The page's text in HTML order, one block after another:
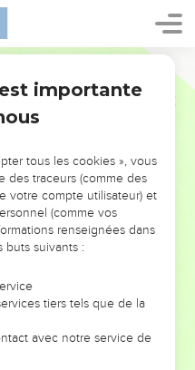
!
VOUS ÉVITER LES
?
les doutes, les erreurs
alors même que ce
façonnés.
et responsables
importante
tous les cookies », vous
des traceurs (comme des
votre compte utilisateur) et
(comme vos
renseignées dans
buts suivants :
tiers tels que de la
avec notre service de